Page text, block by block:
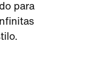
para